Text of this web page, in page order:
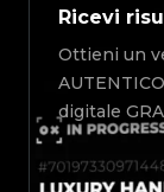
Ricevi
Ottieni un
digitale